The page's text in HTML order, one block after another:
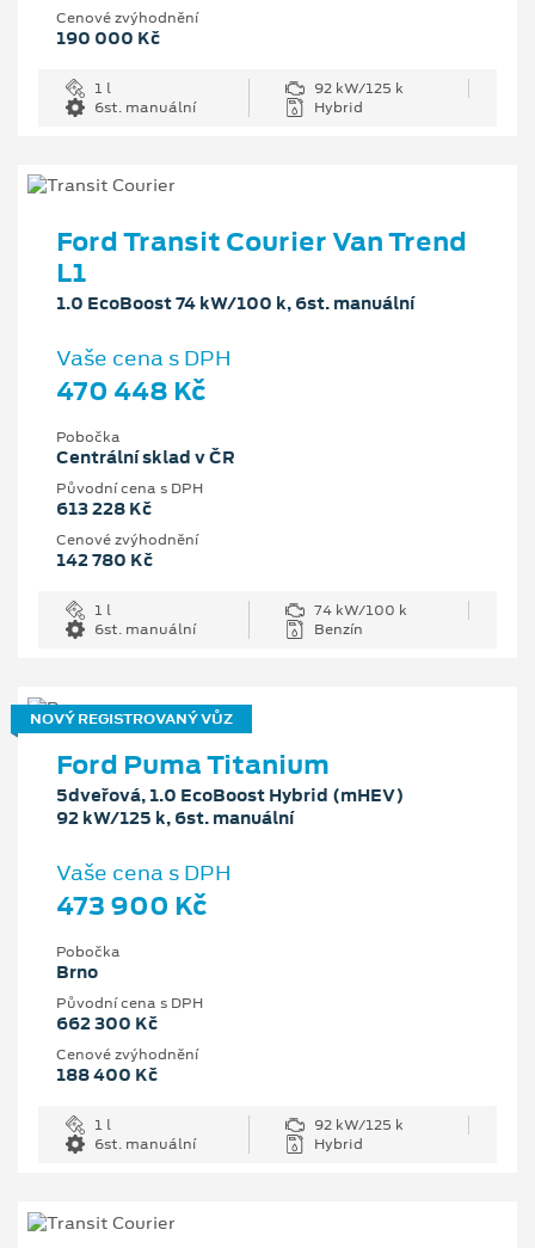
Cenové zvýhodnění
190 000 Kč
1 l
92 kW/125 k
6st. manuální
Hybrid
Ford Transit Courier Van Trend
L1
1.0 EcoBoost 74 kW/100 k, 6st. manuální
Vaše cena s DPH
470 448 Kč
Pobočka
Centrální sklad v ČR
Původní cena s DPH
613 228 Kč
Cenové zvýhodnění
142 780 Kč
1 l
74 kW/100 k
6st. manuální
Benzín
NOVÝ REGISTROVANÝ VŮZ
Ford Puma Titanium
5dveřová, 1.0 EcoBoost Hybrid (mHEV)
92 kW/125 k, 6st. manuální
Vaše cena s DPH
473 900 Kč
Pobočka
Brno
Původní cena s DPH
662 300 Kč
Cenové zvýhodnění
188 400 Kč
1 l
92 kW/125 k
6st. manuální
Hybrid